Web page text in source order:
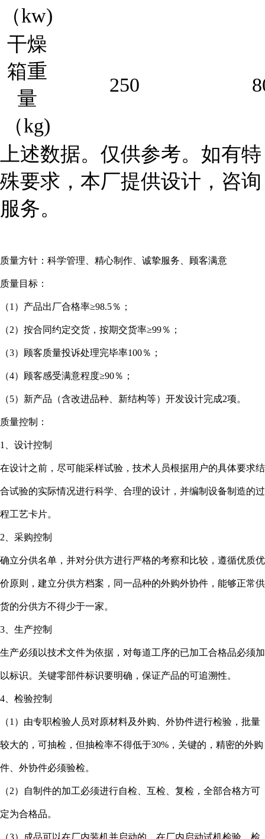
（kw)
干燥
箱重
量
（kg)
250
上述数据。仅供参考。如有特
殊要求，本厂提供设计，咨询
服务。
质量方针：科学管理、精心制作、诚挚服务、顾客满意
质量目标：
（1）产品出厂合格率≥98.5％；
（2）按合同约定交货，按期交货率≥99％；
（3）顾客质量投诉处理完毕率100％；
（4）顾客感受满意程度≥90％；
（5）新产品（含改进品种、新结构等）开发设计完成2项。
质量控制：
1、设计控制
在设计之前，尽可能采样试验，技术人员根据用户的具体要求结
合试验的实际情况进行科学、合理的设计，并编制设备制造的过
程工艺卡片。
2、采购控制
确立分供名单，并对分供方进行严格的考察和比较，遵循优质优
价原则，建立分供方档案，同一品种的外购外协件，能够正常供
货的分供方不得少于一家。
3、生产控制
生产必须以技术文件为依据，对每道工序的已加工合格品必须加
以标识。关键零部件标识要明确，保证产品的可追溯性。
4、检验控制
（1）由专职检验人员对原材料及外购、外协件进行检验，批量
较大的，可抽检，但抽检率不得低于30%，关键的，精密的外购
件、外协件必须验检。
（2）自制件的加工必须进行自检、互检、复检，全部合格方可
定为合格品。
（3）成品可以在厂内装机并启动的，在厂内启动试机检验，检